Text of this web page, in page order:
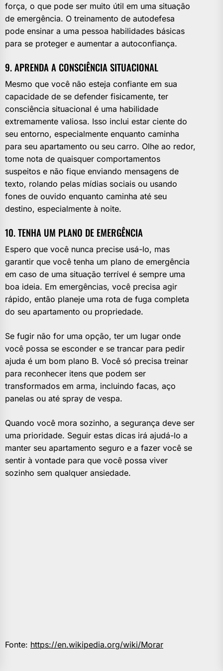
força, o que pode ser muito útil em uma situação
de emergência. O treinamento de autodefesa
pode ensinar a uma pessoa habilidades básicas
para se proteger e aumentar a autoconfiança.
9. APRENDA A CONSCIÊNCIA SITUACIONAL
Mesmo que você não esteja confiante em sua
capacidade de se defender fisicamente, ter
consciência situacional é uma habilidade
extremamente valiosa. Isso inclui estar ciente do
seu entorno, especialmente enquanto caminha
para seu apartamento ou seu carro. Olhe ao redor,
tome nota de quaisquer comportamentos
suspeitos e não fique enviando mensagens de
texto, rolando pelas mídias sociais ou usando
fones de ouvido enquanto caminha até seu
destino, especialmente à noite.
10. TENHA UM PLANO DE EMERGÊNCIA
Espero que você nunca precise usá-lo, mas
garantir que você tenha um plano de emergência
em caso de uma situação terrível é sempre uma
boa ideia. Em emergências, você precisa agir
rápido, então planeje uma rota de fuga completa
do seu apartamento ou propriedade.
Se fugir não for uma opção, ter um lugar onde
você possa se esconder e se trancar para pedir
ajuda é um bom plano B. Você só precisa treinar
para reconhecer itens que podem ser
transformados em arma, incluindo facas, aço
panelas ou até spray de vespa.
Quando você mora sozinho, a segurança deve ser
uma prioridade. Seguir estas dicas irá ajudá-lo a
manter seu apartamento seguro e a fazer você se
sentir à vontade para que você possa viver
sozinho sem qualquer ansiedade.
Fonte: https://en.wikipedia.org/wiki/Morar